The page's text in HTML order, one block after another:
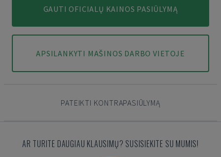
GAUTI OFICIALŲ KAINOS PASIŪLYMĄ
APSILANKYTI MAŠINOS DARBO VIETOJE
PATEIKTI KONTRAPASIŪLYMĄ
AR TURITE DAUGIAU KLAUSIMŲ? SUSISIEKITE SU MUMIS!